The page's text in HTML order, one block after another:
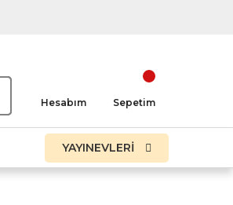
Hesabım Sepetim
YAYINEVLERİ